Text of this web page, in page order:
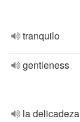
tranquilo
gentleness
la delicadeza